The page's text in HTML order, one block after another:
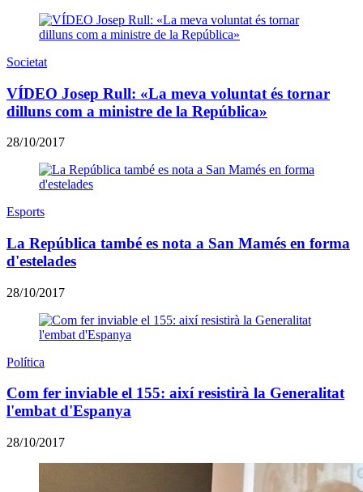
Societat
VÍDEO Josep Rull: «La meva voluntat és tornar
dilluns com a ministre de la República»
28/10/2017
Esports
La República també es nota a San Mamés en forma
d'estelades
28/10/2017
Política
Com fer inviable el 155: així resistirà la Generalitat
l'embat d'Espanya
28/10/2017